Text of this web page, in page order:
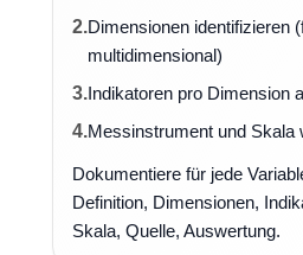
2.Dimensionen identifizieren
multidimensional)
3.Indikatoren pro Dimension
4.Messinstrument und Skala
Dokumentiere für jede
Definition, Dimensionen,
Skala, Quelle, Auswertung.